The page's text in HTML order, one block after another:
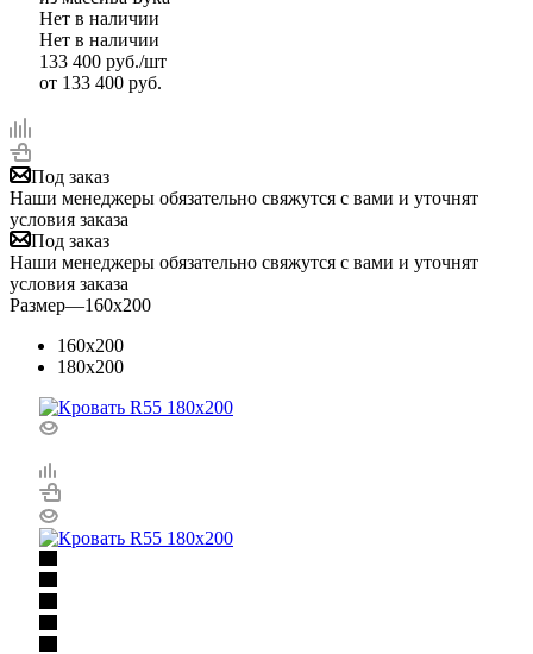
Нет в наличии
Нет в наличии
133 400 руб./шт
от 133 400 руб.
Под заказ
Наши менеджеры обязательно свяжутся с вами и уточнят
условия заказа
Под заказ
Наши менеджеры обязательно свяжутся с вами и уточнят
условия заказа
Размер—160x200
160x200
180x200